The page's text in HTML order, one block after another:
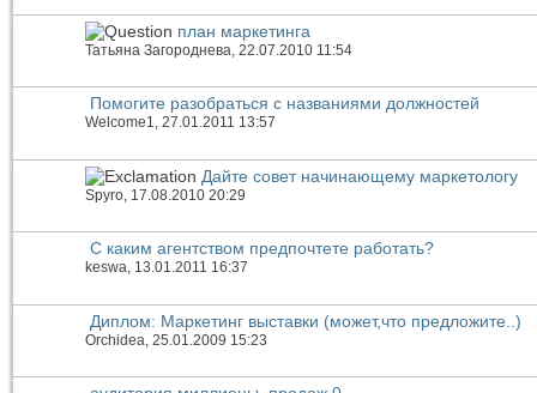
план маркетинга
Татьяна Загороднева , 22.07.2010 11:54
Помогите разобраться с названиями должностей
Welcome1, 27.01.2011 13:57
Дайте совет начинающему маркетологу
Spyro , 17.08.2010 20:29
С каким агентством предпочтете работать?
keswa, 13.01.2011 16:37
Диплом: Маркетинг выставки (может,что предложите..)
Orchidea , 25.01.2009 15:23